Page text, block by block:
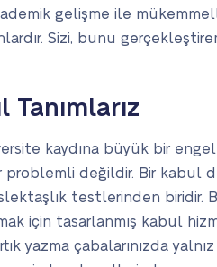
gelişme ile
Sizi, bunu
kaydına büyük bir
problemli değildir. Bir kabul
testlerinden biridir.
için tasarlanmış kabul
yazma çabalarınızda